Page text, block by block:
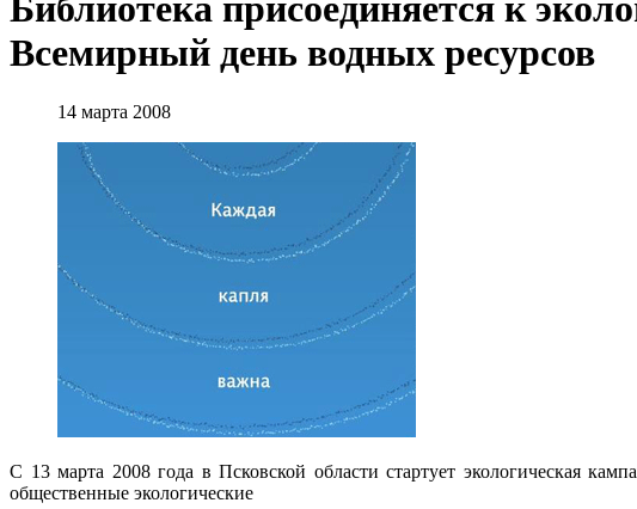
Библиотека присоединяется к
Всемирный день водных ресурсов
14 марта 2008
C 13 марта 2008 года в Псковской области стартует экологическая
общественные экологические